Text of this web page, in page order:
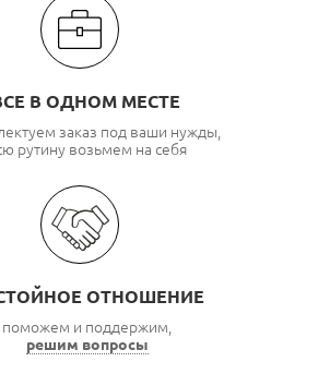
В ОДНОМ МЕСТЕ
заказ под ваши нужды,
рутину возьмем на себя
ОТНОШЕНИЕ
поможем и поддержим,
решим вопросы